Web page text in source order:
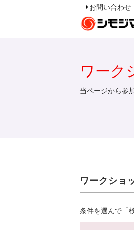
お問い合わせ
ワーク
当ページから参
ワークショ
条件を選んで「